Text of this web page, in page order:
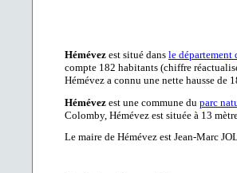
Hémévez est situé dans le département
compte 182 habitants (chiffre
Hémévez a connu une nette hausse de
Hémévez est une commune du parc
Colomby, Hémévez est située à 13
Le maire de Hémévez est Jean-Marc